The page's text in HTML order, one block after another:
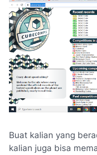
Buat kalian yang
kalian juga bisa